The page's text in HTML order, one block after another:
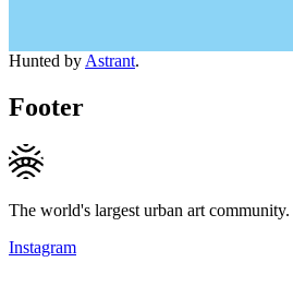
Hunted by Astrant.
Footer
The world's largest urban art community.
Instagram